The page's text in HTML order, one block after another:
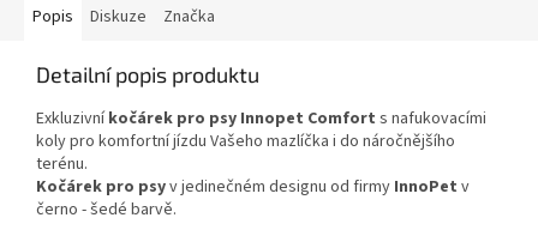
Popis Diskuze Značka
Detailní popis produktu
Exkluzivníkočárek pro psy Innopet Comfort s nafukovacími
koly pro komfortní jízdu Vašeho mazlíčka i do náročnějšího
terénu.
Kočárek pro psyv jedinečném designu od firmy InnoPet v
černo - šedé barvě.